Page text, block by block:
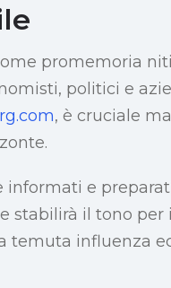
promemoria
politici e
, è cruciale
e
stabilirà il tono
temuta influenza